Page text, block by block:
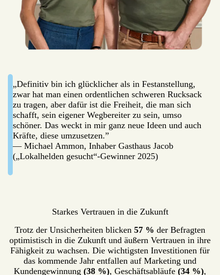
„Definitiv bin ich glücklicher als in Festanstellung,
zwar hat man einen ordentlichen schweren Rucksack
zu tragen, aber dafür ist die Freiheit, die man sich
schafft, sein eigener Wegbereiter zu sein, umso
schöner. Das weckt in mir ganz neue Ideen und auch
Kräfte, diese umzusetzen.”
— Michael Ammon, Inhaber Gasthaus Jacob
(„Lokalhelden gesucht“-Gewinner 2025)
Starkes Vertrauen in die Zukunft
Trotz der Unsicherheiten blicken 57 % der Befragten
optimistisch in die Zukunft und äußern Vertrauen in ihre
Fähigkeit zu wachsen. Die wichtigsten Investitionen für
das kommende Jahr entfallen auf Marketing und
Kundengewinnung (38 %), Geschäftsabläufe (34 %),